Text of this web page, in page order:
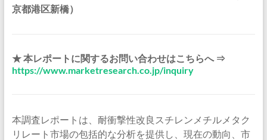
京都港区新橋）
★ 本レポートに関するお問い合わせはこちらへ ⇒
https://www.marketresearch.co.jp/inquiry
本調査レポートは、耐衝撃性改良スチレンメチルメタク
リレート市場の包括的な分析を提供し、現在の動向、市